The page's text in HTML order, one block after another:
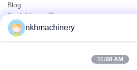
Blog
Kontaktieren Sie uns
Produits
Dachplatte Profiliermaschine
Dachziegel Profiliermaschine
Floor Deck Profiliermaschine
nkhmachinery
11:08 AM